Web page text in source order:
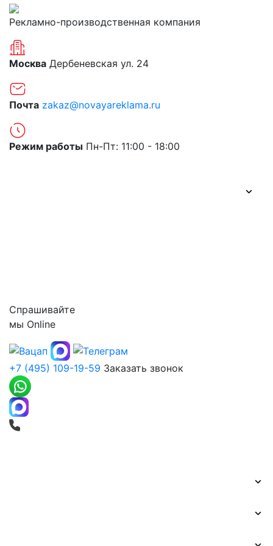
Рекламно-производственная компания
Москва Дербеневская ул. 24
Почта zakaz@novayareklama.ru
Режим работы Пн-Пт: 11:00 - 18:00
Спрашивайте
мы Online
+7 (495) 109-19-59 Заказать звонок